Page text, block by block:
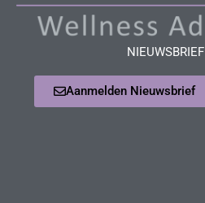
NIEUWSBRIEF
Aanmelden Nieuwsbrief